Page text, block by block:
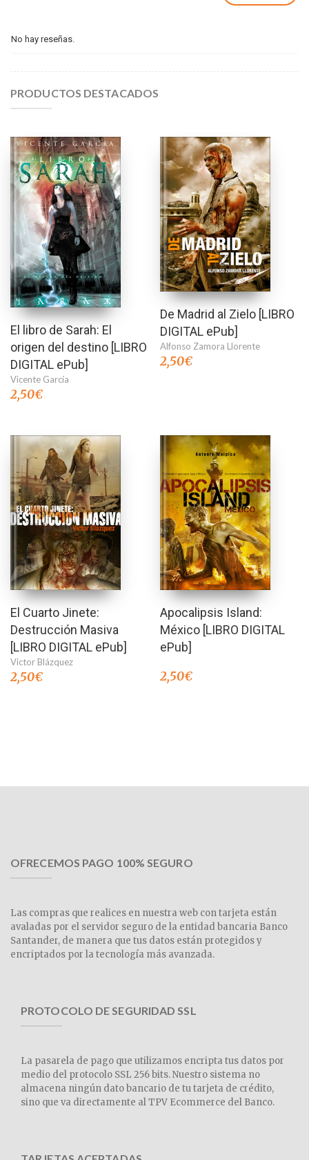
No hay reseñas.
PRODUCTOS DESTACADOS
El libro de Sarah: El
origen del destino [LIBRO
DIGITAL ePub]
Vicente García
2,50€
De Madrid al Zielo [LIBRO
DIGITAL ePub]
Alfonso Zamora Llorente
2,50€
El Cuarto Jinete:
Destrucción Masiva
[LIBRO DIGITAL ePub]
Victor Blázquez
2,50€
Apocalipsis Island:
México [LIBRO DIGITAL
ePub]
2,50€
OFRECEMOS PAGO 100% SEGURO
Las compras que realices en nuestra web con tarjeta están
avaladas por el servidor seguro de la entidad bancaria Banco
Santander, de manera que tus datos están protegidos y
encriptados por la tecnología más avanzada.
PROTOCOLO DE SEGURIDAD SSL
La pasarela de pago que utilizamos encripta tus datos por
medio del protocolo SSL 256 bits. Nuestro sistema no
almacena ningún dato bancario de tu tarjeta de crédito,
sino que va directamente al TPV Ecommerce del Banco.